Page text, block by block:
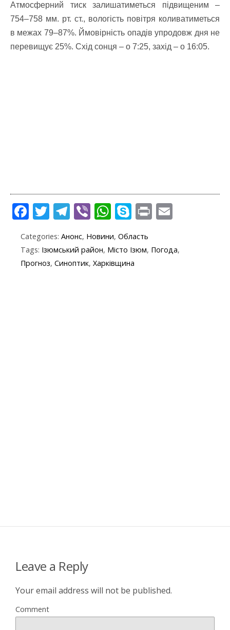
Атмосферний тиск залишатиметься підвищеним –
754–758 мм. рт. ст., вологість повітря коливатиметься
в межах 79–87%. Ймовірність опадів упродовж дня не
перевищує 25%. Схід сонця – о 7:25, захід – о 16:05.
F
e
b
T
itt
er
T
e
gr
Vi
er
W
at
s
S
y
p
Pr
t ai
l
Categories: Анонс, Новини, Область
Tags: Ізюмський район, Місто Ізюм, Погода,
Прогноз, Синоптик, Харківщина
Leave a Reply
Your email address will not be published.
Comment